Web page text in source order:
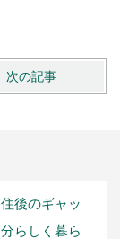
次の記事
後のギャッ
らしく暮ら